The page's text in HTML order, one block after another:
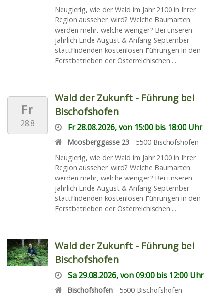
Neugierig, wie der Wald im Jahr 2100 in Ihrer
Region aussehen wird? Welche Baumarten
werden mehr, welche weniger? Bei unseren
jährlich Ende August & Anfang September
stattfindenden kostenlosen Führungen in den
Forstbetrieben der Österreichischen ...
Fr
28.8
Wald der Zukunft - Führung bei
Bischofshofen
Fr 28.08.2026, von 15:00 bis 18:00 Uhr
Moosberggasse 23 - 5500 Bischofshofen
Neugierig, wie der Wald im Jahr 2100 in Ihrer
Region aussehen wird? Welche Baumarten
werden mehr, welche weniger? Bei unseren
jährlich Ende August & Anfang September
stattfindenden kostenlosen Führungen in den
Forstbetrieben der Österreichischen ...
Wald der Zukunft - Führung bei
Bischofshofen
Sa 29.08.2026, von 09:00 bis 12:00 Uhr
Bischofshofen - 5500 Bischofshofen